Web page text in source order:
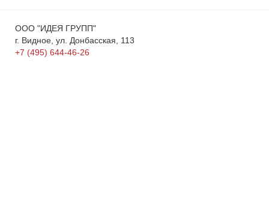
ООО "ИДЕЯ ГРУПП"
г. Видное, ул. Донбасская, 113
+7 (495) 644-46-26